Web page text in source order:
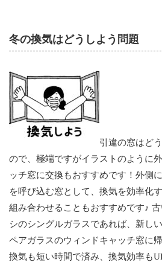
冬の換気はどうしよう問題
引違の窓はど
ので、極端ですがイラストのように
ッチ窓に交換もおすすめです！外側
を呼び込む窓として、換気を効率化
組み合わせることもおすすめです♪
シのシングルガラスであれば、新し
ペアガラスのウィンドキャッチ窓に
換気も短い時間で済み、換気効率も